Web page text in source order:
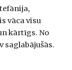
vāca visu
kārtīgs. No
saglabājušās.